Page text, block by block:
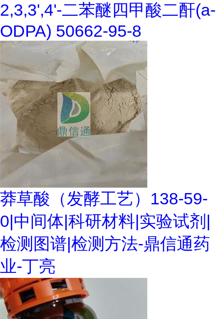
2,3,3',4'-二苯醚四甲酸二酐(a-
ODPA) 50662-95-8
莽草酸（发酵工艺）138-59-
0|中间体|科研材料|实验试剂|
检测图谱|检测方法-鼎信通药
业-丁亮